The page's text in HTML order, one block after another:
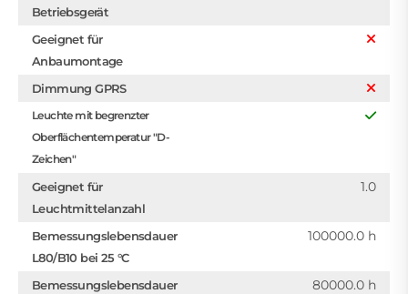
Betriebsgerät
Geeignet für
Anbaumontage
Dimmung GPRS
Leuchte mit begrenzter
Oberflächentemperatur "D-
Zeichen"
Geeignet für
Leuchtmittelanzahl
1.0
Bemessungslebensdauer
L80/B10 bei 25 °C
100000.0 h
Bemessungslebensdauer
80000.0 h